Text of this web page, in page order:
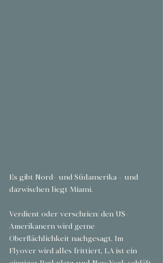
Es gibt Nord- und Südamerika - und
dazwischen liegt Miami.
Verdient oder verschrien: den US-
Amerikanern wird gerne
Oberflächlichkeit nachgesagt. Im
Flyover wird alles frittiert, LA ist ein